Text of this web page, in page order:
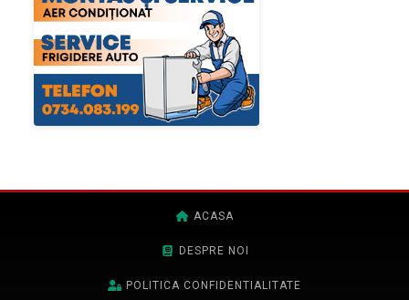
ACASA
DESPRE NOI
POLITICA CONFIDENTIALITATE